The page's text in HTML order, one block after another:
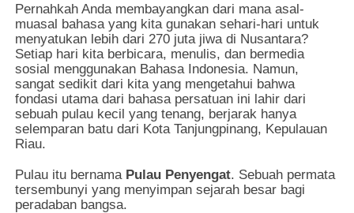
Pernahkah Anda membayangkan dari mana asal-
muasal bahasa yang kita gunakan sehari-hari untuk
menyatukan lebih dari 270 juta jiwa di Nusantara?
Setiap hari kita berbicara, menulis, dan bermedia
sosial menggunakan Bahasa Indonesia. Namun,
sangat sedikit dari kita yang mengetahui bahwa
fondasi utama dari bahasa persatuan ini lahir dari
sebuah pulau kecil yang tenang, berjarak hanya
selemparan batu dari Kota Tanjungpinang, Kepulauan
Riau.
Pulau itu bernama Pulau Penyengat. Sebuah permata
tersembunyi yang menyimpan sejarah besar bagi
peradaban bangsa.